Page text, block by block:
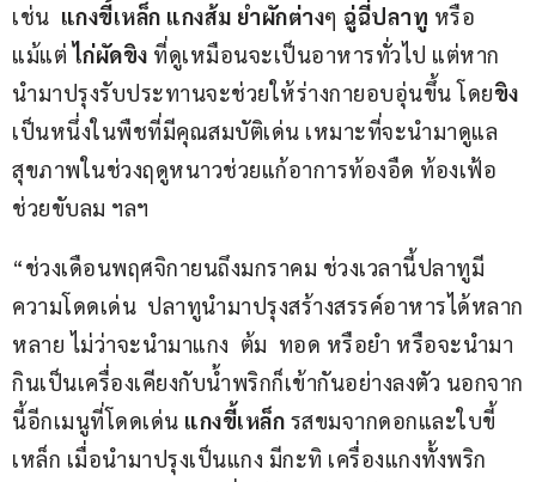
เช่น แกงขี้เหล็ก แกงส้ม ยำผักต่างๆ ฉู่ฉี่ปลาทู หรือ
แม้แต่ ไก่ผัดขิง ที่ดูเหมือนจะเป็นอาหารทั่วไป แต่หาก
นำมาปรุงรับประทานจะช่วยให้ร่างกายอบอุ่นขึ้น โดยขิง
เป็นหนึ่งในพืชที่มีคุณสมบัติเด่น เหมาะที่จะนำมาดูแล
สุขภาพในช่วงฤดูหนาวช่วยแก้อาการท้องอืด ท้องเฟ้อ
ช่วยขับลม ฯลฯ
“ช่วงเดือนพฤศจิกายนถึงมกราคม ช่วงเวลานี้ปลาทูมี
ความโดดเด่น  ปลาทูนำมาปรุงสร้างสรรค์อาหารได้หลาก
หลาย ไม่ว่าจะนำมาแกง  ต้ม  ทอด หรือยำ หรือจะนำมา
กินเป็นเครื่องเคียงกับน้ำพริกก็เข้ากันอย่างลงตัว นอกจาก
นี้อีกเมนูที่โดดเด่น แกงขี้เหล็ก รสขมจากดอกและใบขี้
เหล็ก เมื่อนำมาปรุงเป็นแกง มีกะทิ เครื่องแกงทั้งพริก